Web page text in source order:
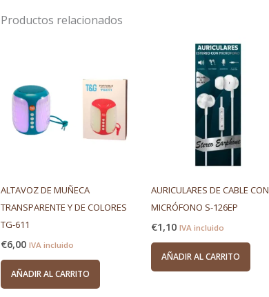
Productos relacionados
ALTAVOZ DE MUÑECA
TRANSPARENTE Y DE COLORES
TG-611
€6,00 IVA incluido
AÑADIR AL CARRITO
AURICULARES DE CABLE CON
MICRÓFONO S-126EP
€1,10 IVA incluido
AÑADIR AL CARRITO